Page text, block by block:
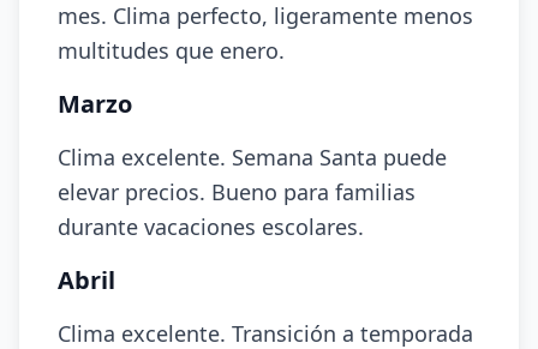
mes. Clima perfecto, ligeramente menos
multitudes que enero.
Marzo
Clima excelente. Semana Santa puede
elevar precios. Bueno para familias
durante vacaciones escolares.
Abril
Clima excelente. Transición a temporada